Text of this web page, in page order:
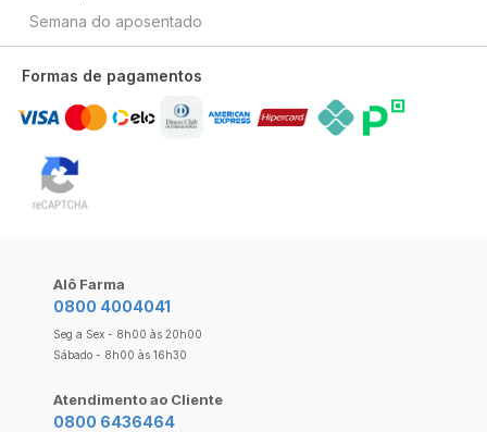
Semana do aposentado
Formas de pagamentos
Alô Farma
0800 4004041
Seg a Sex - 8h00 às 20h00
Sábado - 8h00 às 16h30
Atendimento ao Cliente
0800 6436464